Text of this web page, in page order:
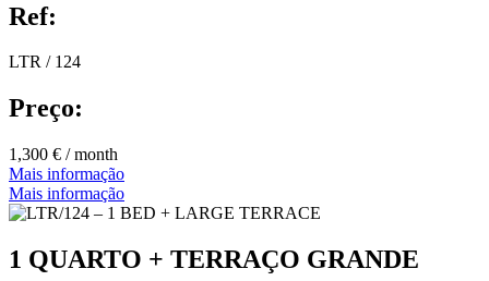
Ref:
LTR / 124
Preço:
1,300 € / month
Mais informação
Mais informação
1 QUARTO + TERRAÇO GRANDE